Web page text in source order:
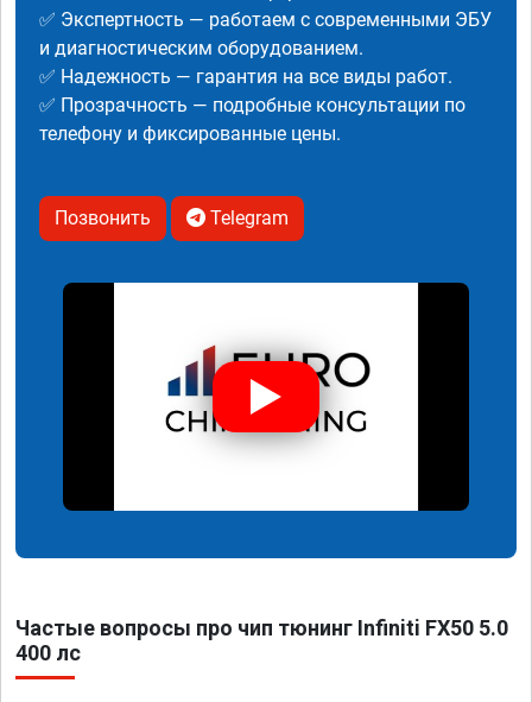
✅ Экспертность — работаем с современными ЭБУ
и диагностическим оборудованием.
✅ Надежность — гарантия на все виды работ.
✅ Прозрачность — подробные консультации по
телефону и фиксированные цены.
Позвонить Telegram
Частые вопросы про чип тюнинг Infiniti FX50 5.0
400 лс